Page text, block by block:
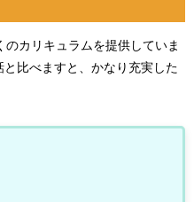
カリキュラムを提供していま
比べますと、かなり充実した